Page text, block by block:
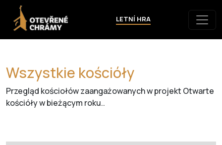
LETNÍ HRA
Wszystkie kościóły
Przegląd kościołów zaangażowanych w projekt Otwarte
kościóły w bieżącym roku..